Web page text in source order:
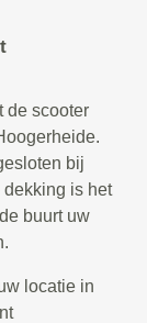
de scooter
bij
is het
buurt uw
locatie in